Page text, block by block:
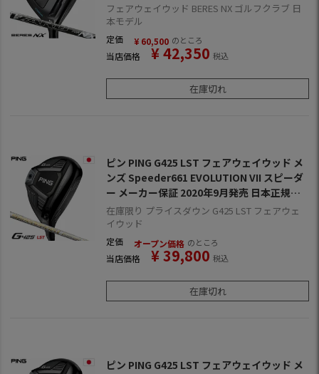
フェアウェイウッド BERES NX ゴルフクラブ 日
本モデル
定価 ¥ 60,500 のところ
当店価格 ¥42,350 税込
在庫切れ
ピン PING G425 LST フェアウェイウッド メ
ンズ Speeder661 EVOLUTION VII スピーダ
ー メーカー保証 2020年9月発売 日本正規品
日本モデル ゴルフ ゴルフクラブ 右用 右打ち
右利き スピーダーエボリューション7
在庫限り プライスダウン G425 LST フェアウェ
イウッド
定価 オープン価格 のところ
当店価格 ¥39,800 税込
在庫切れ
ピン PING G425 LST フェアウェイウッド メ